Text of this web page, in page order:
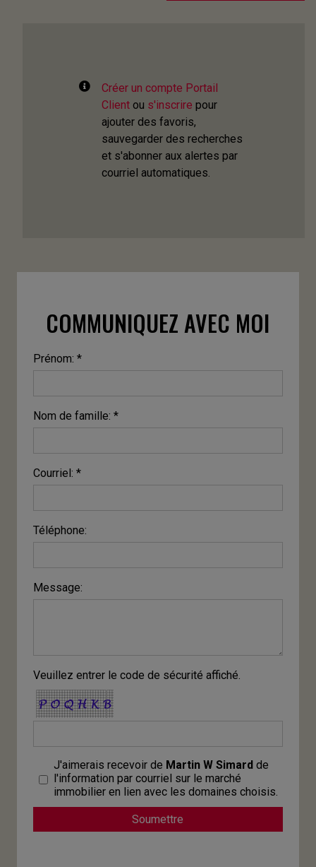
Créer un compte Portail
Clientou s'inscrire pour
ajouter des favoris,
sauvegarder des recherches
et s'abonner aux alertes par
courriel automatiques.
COMMUNIQUEZ AVEC MOI
Prénom: *
Nom de famille: *
Courriel: *
Téléphone:
Message:
Veuillez entrer le code de sécurité affiché.
J'aimerais recevoir de Martin W Simard de
l'information par courriel sur le marché
immobilier en lien avec les domaines choisis.